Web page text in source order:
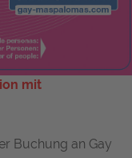
mit
Buchung an Gay